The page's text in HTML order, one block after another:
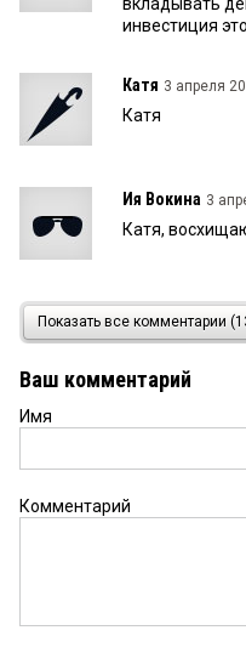
инвестиция
Катя 3 апреля
Катя
Ия Вокина 3
Катя,
3
Катя, вы
Лариса 3
Браво!
Показать все комментарии
Ваш комментарий
Имя
Комментарий